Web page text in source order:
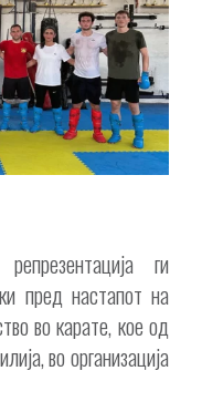
ги
пред настапот на
во карате, кое од
во организација